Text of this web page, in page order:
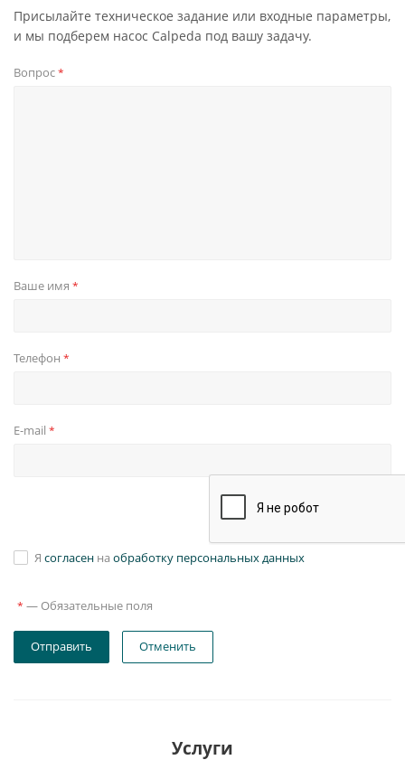
Присылайте техническое задание или входные параметры,
и мы подберем насос Calpeda под вашу задачу.
Вопрос*
Ваше имя *
Телефон *
E-mail *
Я согласен на обработку персональных данных
* — Обязательные поля
Отправить Отменить
Услуги